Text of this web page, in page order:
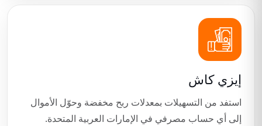
إيزي كاش
استفد من التسهيلات بمعدلات ربح مخفضة وحوّل الأموال
إلى أي حساب مصرفي في الإمارات العربية المتحدة.